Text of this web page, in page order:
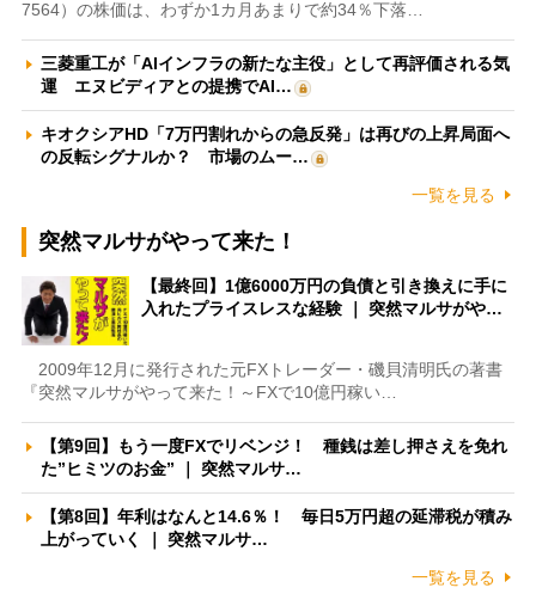
7564）の株価は、わずか1カ月あまりで約34％下落…
三菱重工が「AIインフラの新たな主役」として再評価される気
運 エヌビディアとの提携でAI…
キオクシアHD「7万円割れからの急反発」は再びの上昇局面へ
の反転シグナルか？ 市場のムー…
一覧を見る
突然マルサがやって来た！
【最終回】1億6000万円の負債と引き換えに手に
入れたプライスレスな経験 ｜ 突然マルサがや…
2009年12月に発行された元FXトレーダー・磯貝清明氏の著書
『突然マルサがやって来た！～FXで10億円稼い…
【第9回】もう一度FXでリベンジ！ 種銭は差し押さえを免れ
た”ヒミツのお金” ｜ 突然マルサ…
【第8回】年利はなんと14.6％！ 毎日5万円超の延滞税が積み
上がっていく ｜ 突然マルサ…
一覧を見る